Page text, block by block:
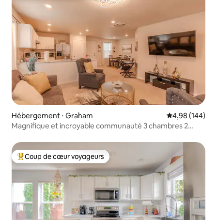
Hébergement ⋅ Graham Évaluation
4,98 (144)
Magnifique et incroyable communauté 3 chambres 2
Coups de cœur voyageurs les plus appréciés
Coup de cœur voyageurs